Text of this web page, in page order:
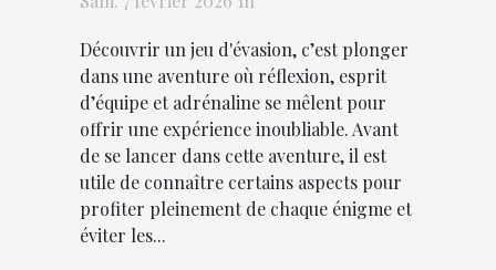
Découvrir un jeu d'évasion, c’est plonger
dans une aventure où réflexion, esprit
d’équipe et adrénaline se mêlent pour
offrir une expérience inoubliable. Avant
de se lancer dans cette aventure, il est
utile de connaître certains aspects pour
profiter pleinement de chaque énigme et
éviter les...